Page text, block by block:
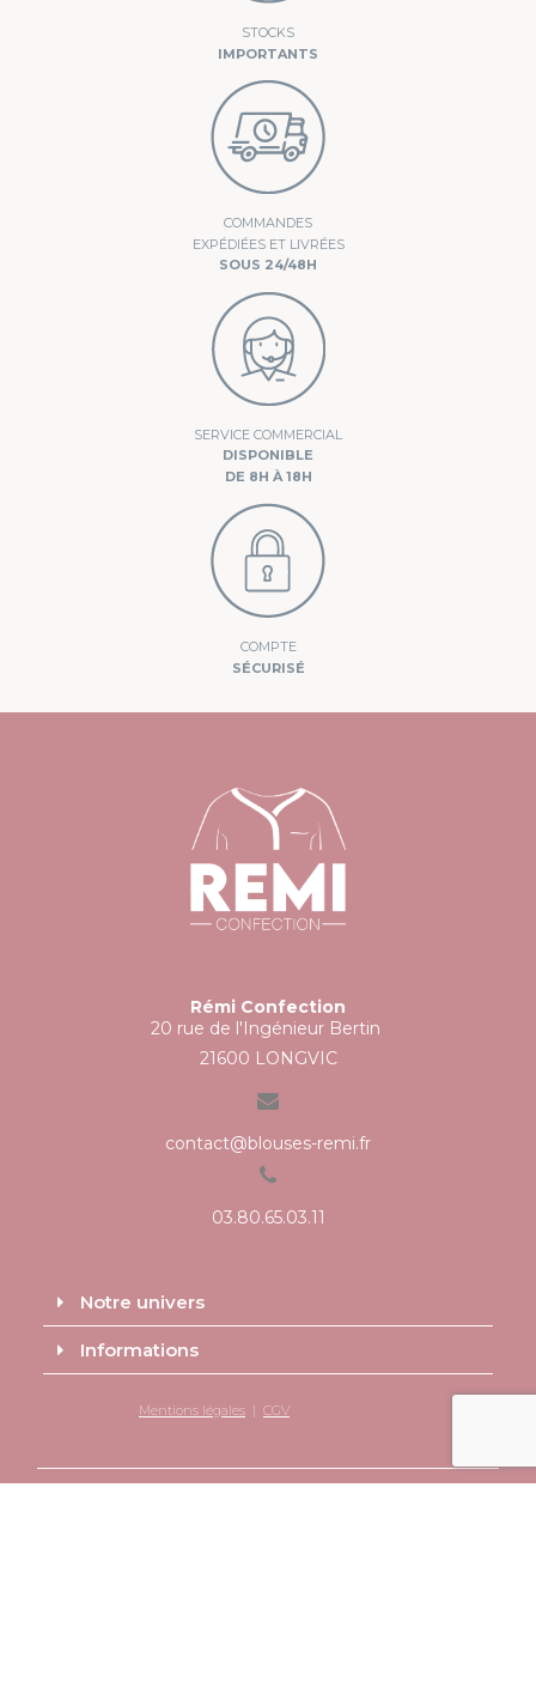
STOCKS
IMPORTANTS
COMMANDES
EXPÉDIÉES ET LIVRÉES
SOUS 24/48H
SERVICE COMMERCIAL
DISPONIBLE
DE 8H À 18H
COMPTE
SÉCURISÉ
Rémi Confection
20 rue de l'Ingénieur Bertin
21600 LONGVIC
contact@blouses-remi.fr
03.80.65.03.11
Notre univers
Informations
Mentions légales | CGV